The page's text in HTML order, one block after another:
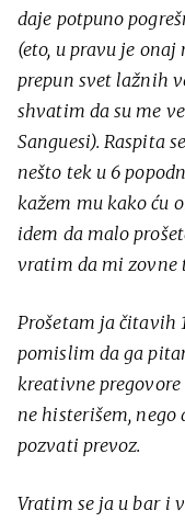
daje potpuno
(eto, u pravu je
prepun svet lažnih
shvatim da su me
Sanguesi). Raspita
nešto tek u 6
kažem mu kako ću
idem da malo
vratim da mi zovne
Prošetam ja čitavih
pomislim da ga
kreativne pregovore
ne histerišem, nego
pozvati prevoz.
Vratim se ja u bar i